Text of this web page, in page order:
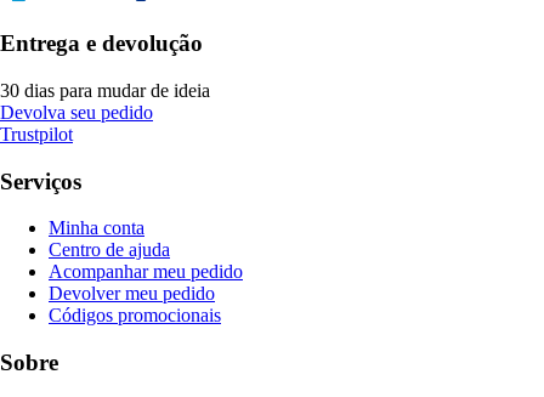
Entrega e devolução
30 dias para mudar de ideia
Devolva seu pedido
Trustpilot
Serviços
Minha conta
Centro de ajuda
Acompanhar meu pedido
Devolver meu pedido
Códigos promocionais
Sobre